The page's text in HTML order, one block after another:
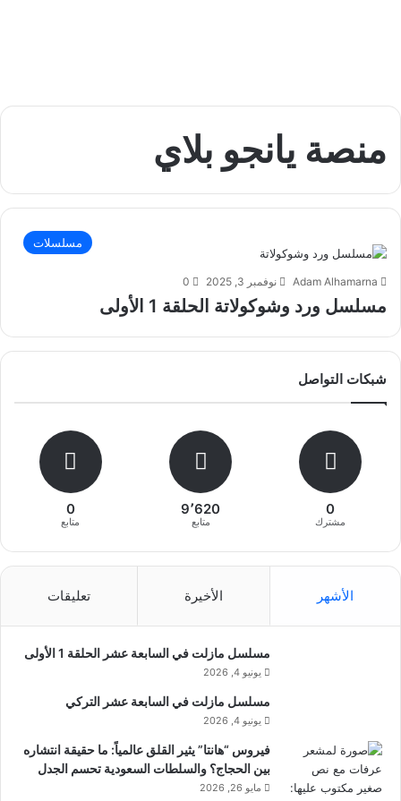
منصة يانجو بلاي
مسلسلات
Adam Alhamarna نوفمبر 3, 2025 0
مسلسل ورد وشوكولاتة الحلقة 1 الأولى
شبكات التواصل
0
مشترك
9٬620
متابع
0
متابع
الأشهر الأخيرة تعليقات
مسلسل مازلت في السابعة عشر الحلقة 1 الأولى
يونيو 4, 2026
مسلسل مازلت في السابعة عشر التركي
يونيو 4, 2026
فيروس “هانتا” يثير القلق عالمياً: ما حقيقة انتشاره
بين الحجاج؟ والسلطات السعودية تحسم الجدل
مايو 26, 2026